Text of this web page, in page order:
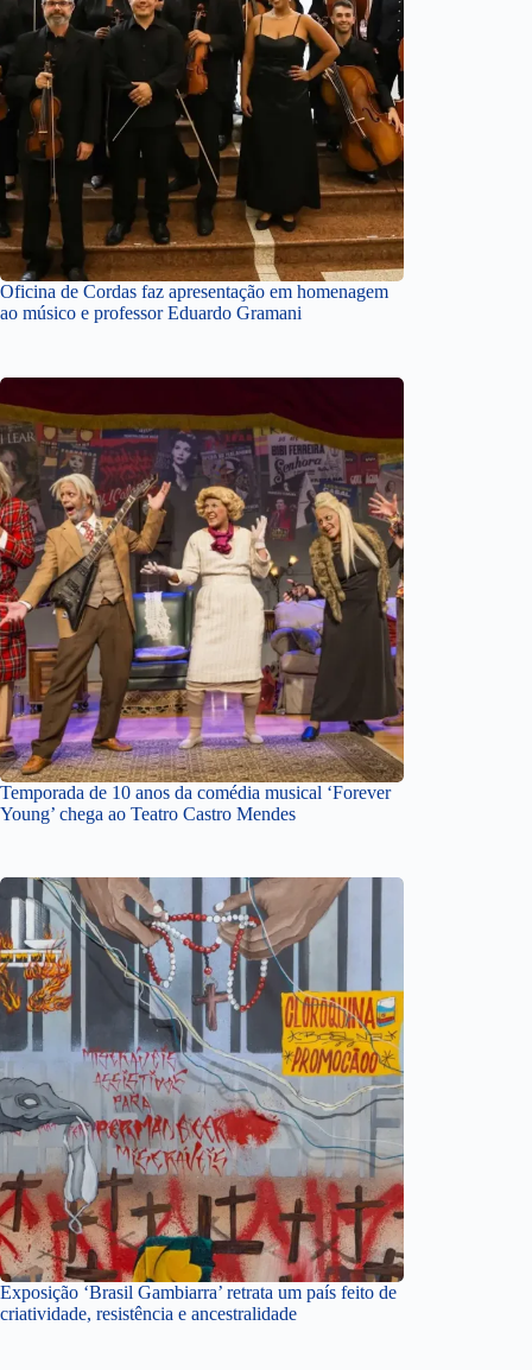
Oficina de Cordas faz apresentação em homenagem
ao músico e professor Eduardo Gramani
Temporada de 10 anos da comédia musical ‘Forever
Young’ chega ao Teatro Castro Mendes
Exposição ‘Brasil Gambiarra’ retrata um país feito de
criatividade, resistência e ancestralidade